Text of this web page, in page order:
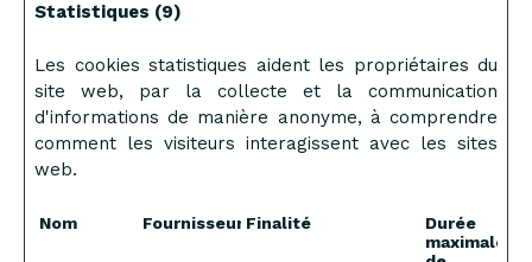
Statistiques (9)
Les cookies statistiques aident les propriétaires du
site web, par la collecte et la communication
d'informations de manière anonyme, à comprendre
comment les visiteurs interagissent avec les sites
web.
Nom Fournisseur Finalité
Durée
maximale